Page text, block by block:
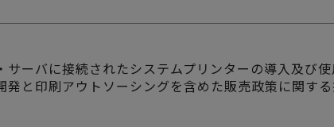
サーバに接続されたシステムプリンターの導入及び
発と印刷アウトソーシングを含めた販売政策に関する